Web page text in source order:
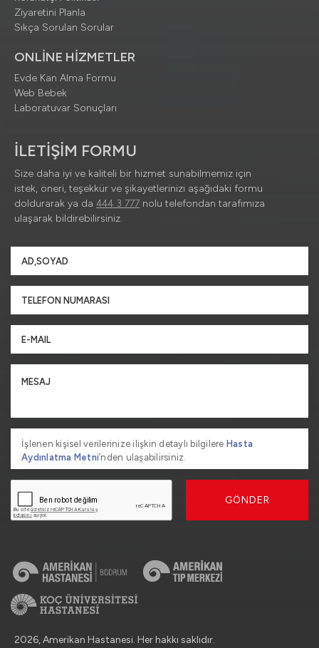
Ziyaretini Planla
Sıkça Sorulan Sorular
ONLİNE HİZMETLER
Evde Kan Alma Formu
Web Bebek
Laboratuvar Sonuçları
İLETİŞİM FORMU
Size daha iyi ve kaliteli bir hizmet sunabilmemiz için
istek, öneri, teşekkür ve şikayetlerinizi aşağıdaki formu
doldurarak ya da 444 3 777 nolu telefondan tarafımıza
ulaşarak bildirebilirsiniz.
İşlenen kişisel verilerinize ilişkin detaylı bilgilere Hasta
Aydınlatma Metni’nden ulaşabilirsiniz.
GÖNDER
2026, Amerikan Hastanesi. Her hakkı saklıdır.